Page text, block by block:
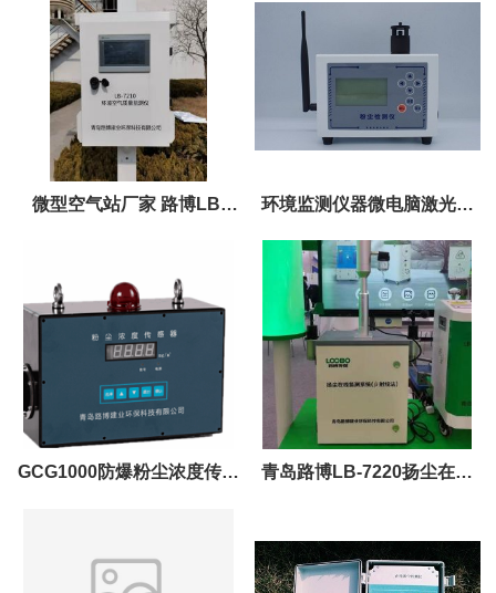
微型空气站厂家 路博LB-
试仪
环境监测仪器微电脑激光粉
尘仪定点监测
GCG1000防爆粉尘浓度传感 青岛路博LB-7220扬尘在线